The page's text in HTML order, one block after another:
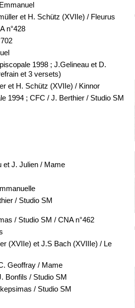
et H. Schütz (XVIIe) / Fleurus
n°428
1998 ; J.Gelineau et D.
et 3 versets)
et H. Schütz (XVIIe) / Kinnor
1994 ; CFC / J. Berthier / Studio SM
et J. Julien / Mame
/ Studio SM
/ Studio SM / CNA n°462
(XVIIe) et J.S Bach (XVIIIe) / Le
Geoffray / Mame
Bonfils / Studio SM
/ Studio SM